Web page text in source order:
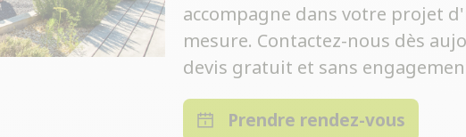
accompagne dans votre projet
mesure. Contactez-nous dès
devis gratuit et sans
Prendre rendez-vous